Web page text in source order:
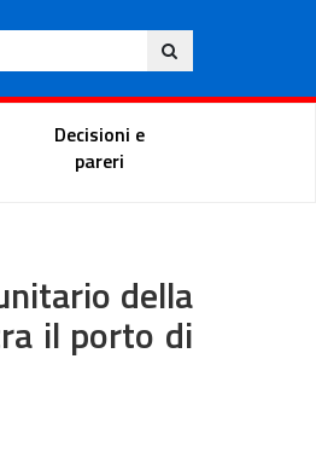
Ita
Decisioni e
pareri
della
il porto di